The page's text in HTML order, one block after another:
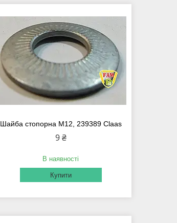
Шайба стопорна М12, 239389 Claas
9 ₴
В наявності
Купити